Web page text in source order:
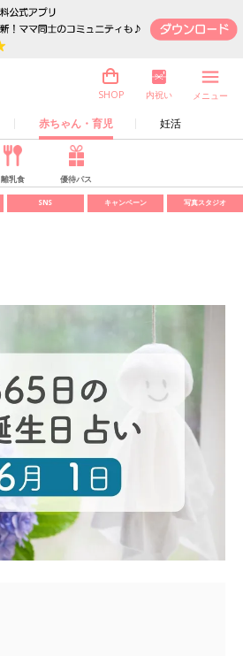
赤ちゃん・育児 妊活
SHOP 内祝い メニュー
離乳食 優待パス
SNS キャンペーン 写真スタジオ